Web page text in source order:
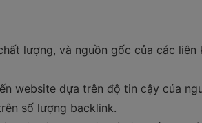
lượng, và nguồn gốc của các
website dựa trên độ tin cậy của
số lượng backlink.